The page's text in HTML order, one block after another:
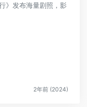
》发布海量剧照，影
2年前 (2024)